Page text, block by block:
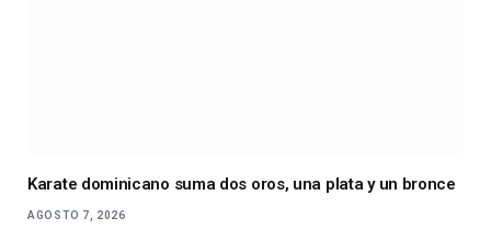
Karate dominicano suma dos oros, una plata y un bronce
AGOSTO 7, 2026